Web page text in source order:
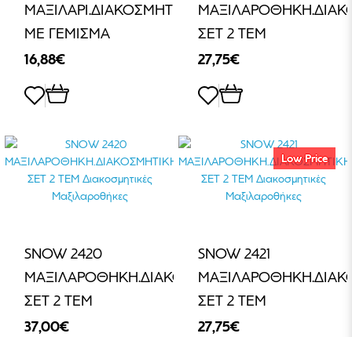
ΜΑΞΙΛΑΡΙ.ΔΙΑΚΟΣΜΗΤΙΚΟ
ΜΕ ΓΕΜΙΣΜΑ
16,88€
ΣΕΤ 2 ΤΕΜ
27,75€
SNOW 2420
ΜΑΞΙΛΑΡΟΘΗΚΗ.ΔΙΑΚΟΣΜΗΤΙΚΗ
ΣΕΤ 2 ΤΕΜ
37,00€
Low Price
SNOW 2421
ΣΕΤ 2 ΤΕΜ
27,75€